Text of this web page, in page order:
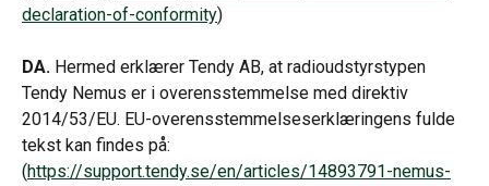
declaration-of-conformity)
DA. Hermed erklærer Tendy AB, at radioudstyrstypen
Tendy Nemus er i overensstemmelse med direktiv
2014/53/EU. EU-overensstemmelseserklæringens fulde
tekst kan findes på:
(https://support.tendy.se/en/articles/14893791-nemus-